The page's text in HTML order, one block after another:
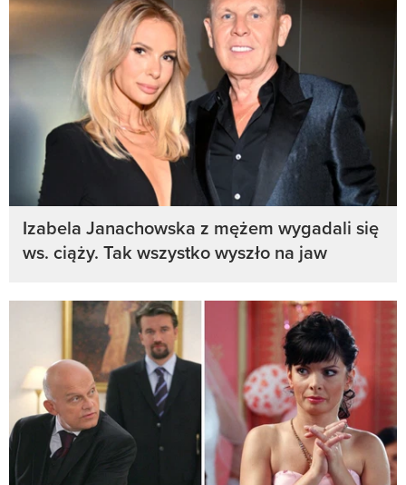
Izabela Janachowska z mężem wygadali się
ws. ciąży. Tak wszystko wyszło na jaw